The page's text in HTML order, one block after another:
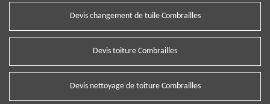
Devis changement de tuile Combrailles
Devis toiture Combrailles
Devis nettoyage de toiture Combrailles